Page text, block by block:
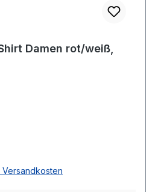
Damen rot/weiß,
Versandkosten